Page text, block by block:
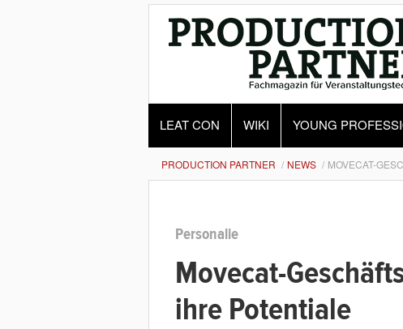
LEAT CON WIKI YOUNG
PRODUCTION PARTNER NEWS MOVECAT-
Personalie
Movecat-
ihre Potentiale